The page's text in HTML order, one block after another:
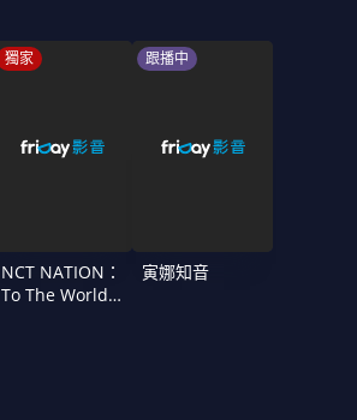
獨家
NCT NATION：
To The World
跟播中
寅娜知音